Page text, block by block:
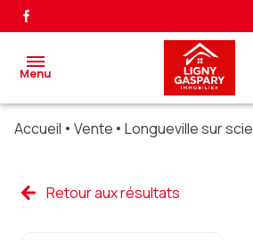
Menu
ventes
Accueil Vente Longueville sur scie
Retour aux résultats